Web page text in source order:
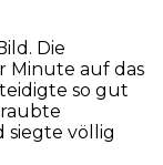
Die
Minute auf das
so gut
siegte völlig